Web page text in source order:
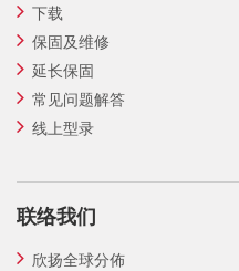
下载
保固及维修
延长保固
常见问题解答
线上型录
联络我们
欣扬全球分佈